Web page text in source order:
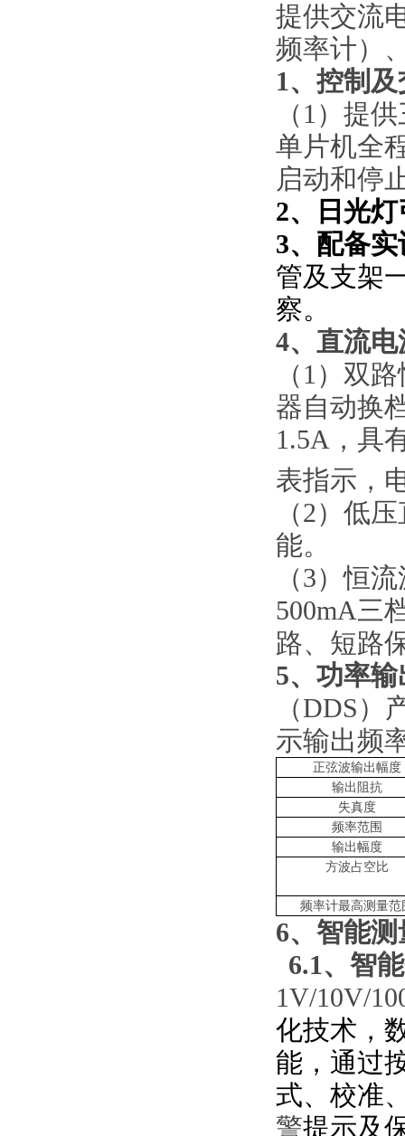
提供交流
频率计）
1、控制
（1）提
单片机全
启动和停
2、日光
3、 配备实
管及支架
察。
4、直流
（1）双
器自动换
1.5A，具
表指示，
（2）低
能。
（3）恒
500mA三
路、短路
5、 功率
（DDS）
示输出频
正弦波输出幅度
输出阻抗
失真度
频率范围
输出幅度
方波占空比
频率计最高测量范
6、 智能
6.1、 智
1V/10V/
化技术，
能，通过
式、校准
警提示及